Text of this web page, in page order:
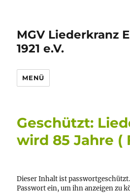
MGV Liederkranz
1921 e.V.
MENÜ
Geschützt:
wird 85 Jahre (
Dieser Inhalt ist
Passwort ein, um ihn anzeigen zu